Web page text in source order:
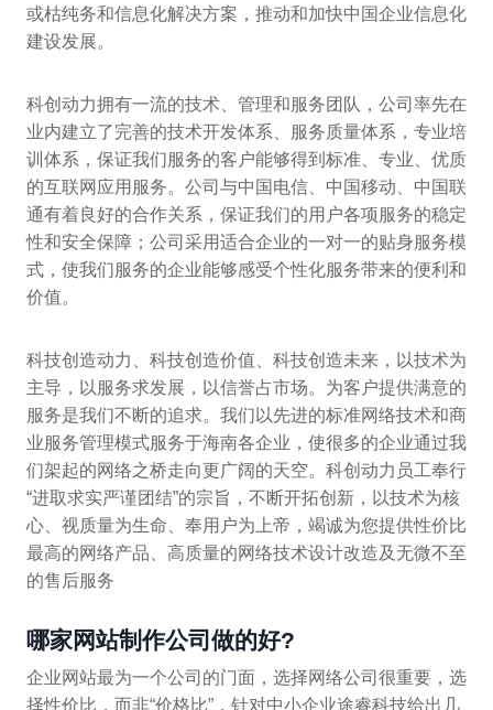
或枯纯务和信息化解决方案，推动和加快中国企业信息化
建设发展。
科创动力拥有一流的技术、管理和服务团队，公司率先在
业内建立了完善的技术开发体系、服务质量体系，专业培
训体系，保证我们服务的客户能够得到标准、专业、优质
的互联网应用服务。公司与中国电信、中国移动、中国联
通有着良好的合作关系，保证我们的用户各项服务的稳定
性和安全保障；公司采用适合企业的一对一的贴身服务模
式，使我们服务的企业能够感受个性化服务带来的便利和
价值。
科技创造动力、科技创造价值、科技创造未来，以技术为
主导，以服务求发展，以信誉占市场。为客户提供满意的
服务是我们不断的追求。我们以先进的标准网络技术和商
业服务管理模式服务于海南各企业，使很多的企业通过我
们架起的网络之桥走向更广阔的天空。科创动力员工奉行
“进取求实严谨团结”的宗旨，不断开拓创新，以技术为核
心、视质量为生命、奉用户为上帝，竭诚为您提供性价比
最高的网络产品、高质量的网络技术设计改造及无微不至
的售后服务
哪家网站制作公司做的好?
企业网站最为一个公司的门面，选择网络公司很重要，选
择性价比，而非“价格比”，针对中小企业途睿科技给出几